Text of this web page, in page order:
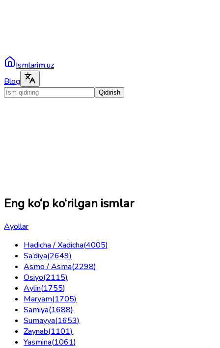
Ismlarim.uz
Blog
Qidirish
Eng ko‘p ko‘rilgan ismlar
Ayollar
Hadicha / Xadicha(4005)
Sa’diya(2649)
Asmo / Asma(2298)
Osiyo(2115)
Aylin(1755)
Maryam(1705)
Samiya(1688)
Sumayya(1653)
Zaynab(1101)
Yasmina(1061)